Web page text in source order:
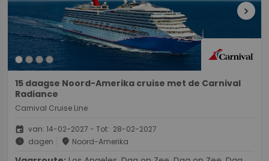
chevron_right
15 daagse Noord-Amerika cruise met de Carnival
Radiance
Carnival Cruise Line
event van: 14-02-2027 - Tot: 28-02-2027
schedule dagen place Noord-Amerika